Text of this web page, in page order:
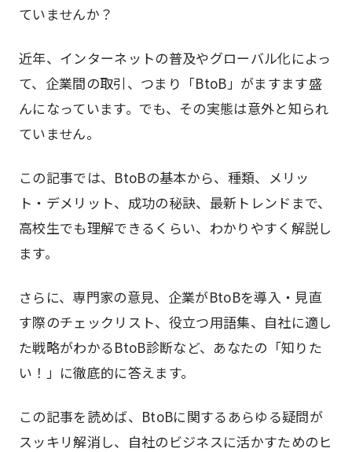
ていませんか？
近年、インターネットの普及やグローバル化によっ
て、企業間の取引、つまり「BtoB」がますます盛
んになっています。でも、その実態は意外と知られ
ていません。
この記事では、BtoBの基本から、種類、メリッ
ト・デメリット、成功の秘訣、最新トレンドまで、
高校生でも理解できるくらい、わかりやすく解説し
ます。
さらに、専門家の意見、企業がBtoBを導入・見直
す際のチェックリスト、役立つ用語集、自社に適し
た戦略がわかるBtoB診断など、あなたの「知りた
い！」に徹底的に答えます。
この記事を読めば、BtoBに関するあらゆる疑問が
スッキリ解消し、自社のビジネスに活かすためのヒ